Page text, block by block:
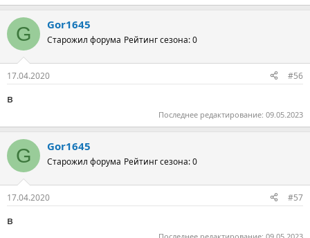
G Gor1645
Старожил форума Рейтинг сезона: 0
17.04.2020 #56
в
Последнее редактирование: 09.05.2023
G Gor1645
Старожил форума Рейтинг сезона: 0
17.04.2020 #57
в